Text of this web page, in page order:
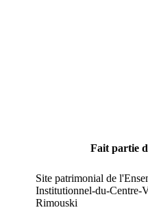
Fait partie
Site patrimonial de
Institutionnel-du-Centre-
Rimouski